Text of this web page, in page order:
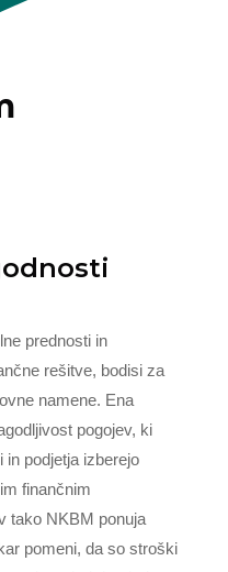
prednosti in
rešitve, bodisi za
namene. Ena
pogojev, ki
podjetja izberejo
finančnim
tako NKBM ponuja
pomeni, da so stroški